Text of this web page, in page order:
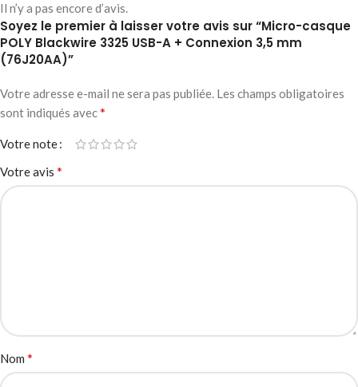
Il n’y a pas encore d’avis.
Soyez le premier à laisser votre avis sur “Micro-casque
POLY Blackwire 3325 USB-A + Connexion 3,5 mm
(76J20AA)”
Votre adresse e-mail ne sera pas publiée. Les champs obligatoires
sont indiqués avec*
Votre note
Votre avis *
Nom *